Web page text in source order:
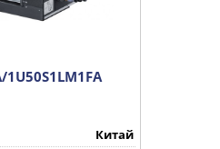
1U50S1LM1FA
Китай